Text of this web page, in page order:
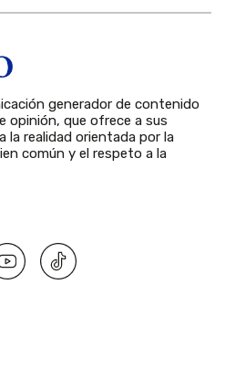
generador de contenido
opinión, que ofrece a sus
la realidad orientada por la
común y el respeto a la